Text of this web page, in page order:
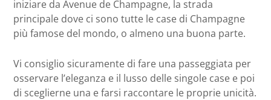
iniziare da Avenue de Champagne, la strada
principale dove ci sono tutte le case di Champagne
più famose del mondo, o almeno una buona parte.
Vi consiglio sicuramente di fare una passeggiata per
osservare l’eleganza e il lusso delle singole case e poi
di sceglierne una e farsi raccontare le proprie unicità.